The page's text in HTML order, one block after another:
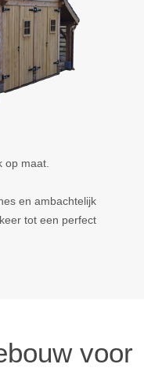
op maat.
en ambachtelijk
tot een perfect
voor